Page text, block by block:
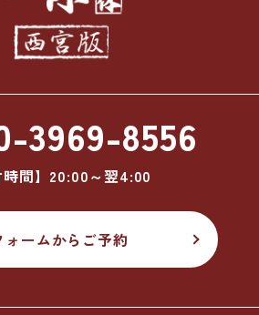
3969-8556
時間】20:00～翌4:00
ォームからご予約